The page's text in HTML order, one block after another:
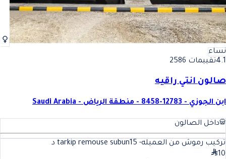
نساء
4.1تقييمات 2586
صالون انتي راقيه
ابن الجوزي - 12783-8458 - منطقة الرياض - Saudi Arabia
داخل الصالون
تركيب رموش من العميله- tarkip remouse subun 15
د
10